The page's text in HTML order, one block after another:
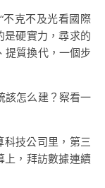
克不及光看國際
是硬實力，尋求的
提質換代，一個步
該怎么建？察看一
科技公司里，第三
上，拜訪數據連續